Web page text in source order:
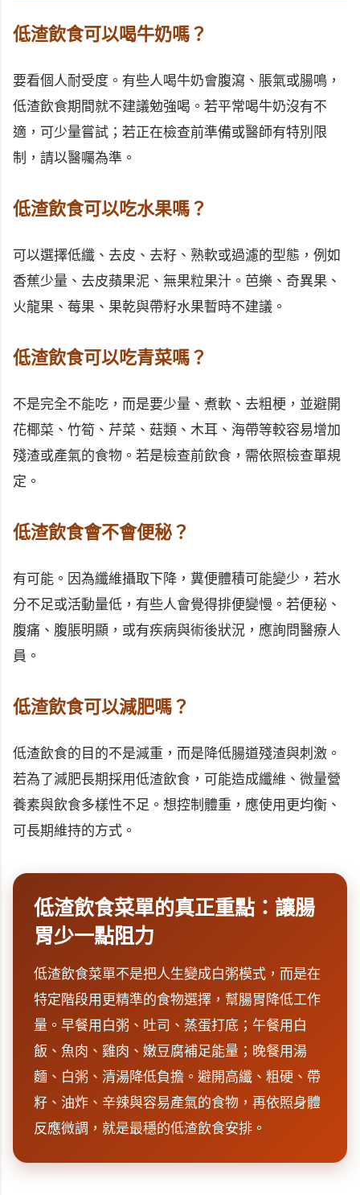
低渣飲食可以喝牛奶嗎？
要看個人耐受度。有些人喝牛奶會腹瀉、脹氣或腸鳴，
低渣飲食期間就不建議勉強喝。若平常喝牛奶沒有不
適，可少量嘗試；若正在檢查前準備或醫師有特別限
制，請以醫囑為準。
低渣飲食可以吃水果嗎？
可以選擇低纖、去皮、去籽、熟軟或過濾的型態，例如
香蕉少量、去皮蘋果泥、無果粒果汁。芭樂、奇異果、
火龍果、莓果、果乾與帶籽水果暫時不建議。
低渣飲食可以吃青菜嗎？
不是完全不能吃，而是要少量、煮軟、去粗梗，並避開
花椰菜、竹筍、芹菜、菇類、木耳、海帶等較容易增加
殘渣或產氣的食物。若是檢查前飲食，需依照檢查單規
定。
低渣飲食會不會便秘？
有可能。因為纖維攝取下降，糞便體積可能變少，若水
分不足或活動量低，有些人會覺得排便變慢。若便秘、
腹痛、腹脹明顯，或有疾病與術後狀況，應詢問醫療人
員。
低渣飲食可以減肥嗎？
低渣飲食的目的不是減重，而是降低腸道殘渣與刺激。
若為了減肥長期採用低渣飲食，可能造成纖維、微量營
養素與飲食多樣性不足。想控制體重，應使用更均衡、
可長期維持的方式。
低渣飲食菜單的真正重點：讓腸
胃少一點阻力
低渣飲食菜單不是把人生變成白粥模式，而是在
特定階段用更精準的食物選擇，幫腸胃降低工作
量。早餐用白粥、吐司、蒸蛋打底；午餐用白
飯、魚肉、雞肉、嫩豆腐補足能量；晚餐用湯
麵、白粥、清湯降低負擔。避開高纖、粗硬、帶
籽、油炸、辛辣與容易產氣的食物，再依照身體
反應微調，就是最穩的低渣飲食安排。